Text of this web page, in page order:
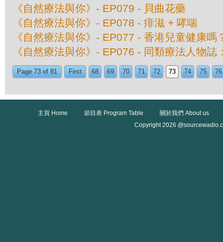
《自然療法與你》- EP079 - 貝曲花藥
《自然療法與你》- EP078 - 痱滋 + 哮喘
《自然療法與你》- EP077 - 香港兒童健康嗎
《自然療法與你》- EP076 - 同類療法人物
Page 73 of 81 First 68 69 70 71 72 73 74 75 76
主頁 Home 節目表 Program Table
關於我們 About us
Copyright 2026